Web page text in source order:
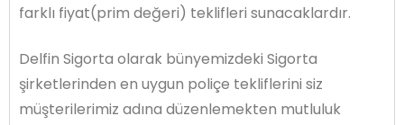
farklı fiyat(prim değeri) teklifleri sunacaklardır.
Delfin Sigorta olarak bünyemizdeki Sigorta
şirketlerinden en uygun poliçe tekliflerini siz
müşterilerimiz adına düzenlemekten mutluluk